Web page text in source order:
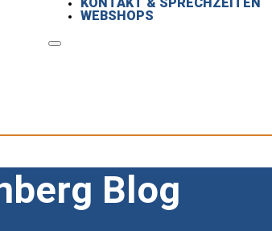
WEBSHOPS
Blog